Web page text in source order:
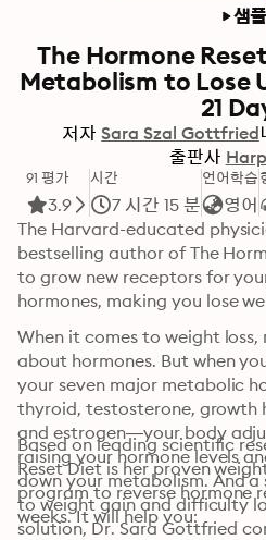
샘플
The Hormone
Metabolism to Lose
21
저자 Sara Szal Gottfried
출판사
91 평가
3.9
시간
7 시간 15 분
언어학습
영어
The Harvard-educated
bestselling author of The
to grow new receptors for
hormones, making you lose
When it comes to weight
about hormones. But when
your seven major metabolic
thyroid, testosterone, growth
and estrogen—your body
raising your hormone levels
down your metabolism. And
to weight gain and difficulty
solution, Dr. Sara Gottfried
Based on leading scientific
Reset Diet is her proven
program to reverse hormone
weeks. It will help you: